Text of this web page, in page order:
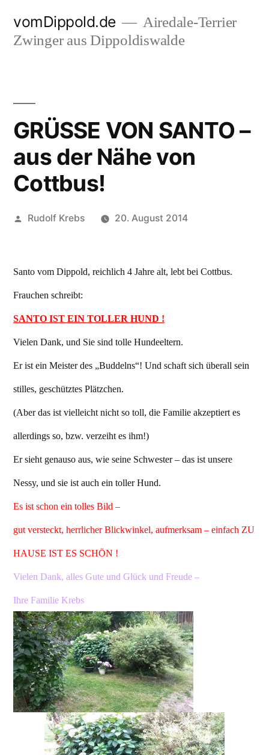
Inhalt
vomDippold.de
Airedale-Terrier
Zwinger aus Dippoldiswalde
GRÜSSE VON SANTO –
aus der Nähe von
Cottbus!
Veröffentlicht
Rudolf Krebs 20. August 2014
Santo vom Dippold, reichlich 4 Jahre alt, lebt bei Cottbus.
Frauchen schreibt:
SANTO IST EIN TOLLER HUND !
Vielen Dank, und Sie sind tolle Hundeeltern.
Er ist ein Meister des „Buddelns“! Und schaft sich überall sein
stilles, geschütztes Plätzchen.
(Aber das ist vielleicht nicht so toll, die Familie akzeptiert es
allerdings so, bzw. verzeiht es ihm!)
Er sieht genauso aus, wie seine Schwester – das ist unsere
Nessy, und sie ist auch ein toller Hund.
Es ist schon ein tolles Bild –
gut versteckt, herrlicher Blickwinkel, aufmerksam – einfach ZU
HAUSE IST ES SCHÖN !
Vielen Dank, alles Gute und Glück und Freude –
Ihre Familie Krebs